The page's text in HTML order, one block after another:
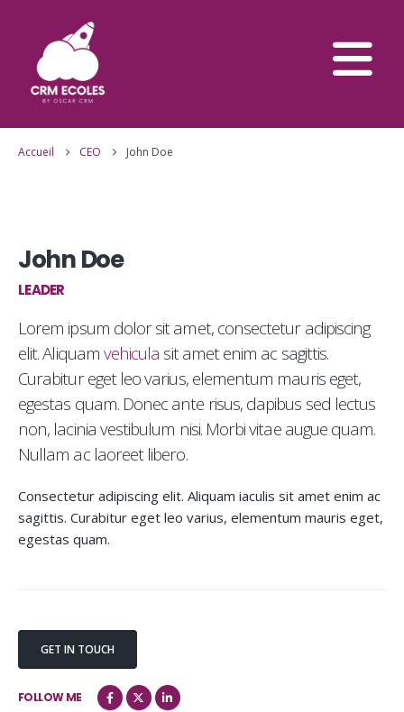
Accueil CEO John Doe
John Doe
LEADER
Lorem ipsum dolor sit amet, consectetur adipiscing
elit. Aliquam vehicula sit amet enim ac sagittis.
Curabitur eget leo varius, elementum mauris eget,
egestas quam. Donec ante risus, dapibus sed lectus
non, lacinia vestibulum nisi. Morbi vitae augue quam.
Nullam ac laoreet libero.
Consectetur adipiscing elit. Aliquam iaculis sit amet enim ac
sagittis. Curabitur eget leo varius, elementum mauris eget,
egestas quam.
GET IN TOUCH
FOLLOW ME